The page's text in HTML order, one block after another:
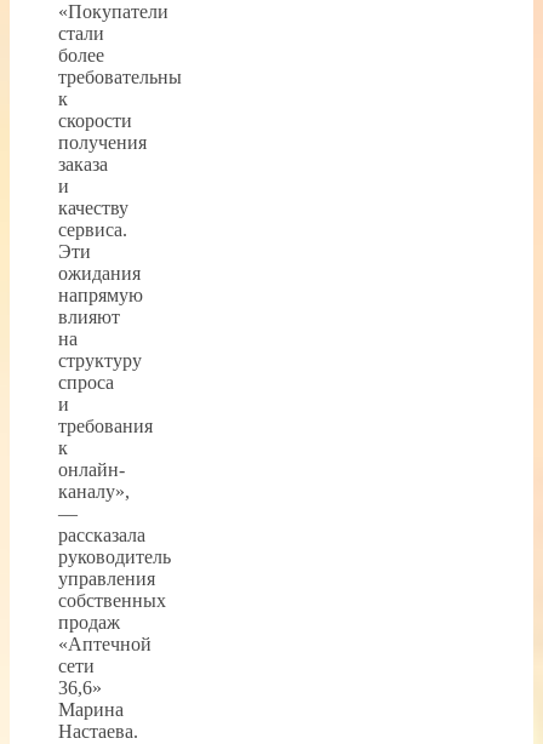
«Покупатели
стали
более
требовательны
к
скорости
получения
заказа
и
качеству
сервиса.
Эти
ожидания
напрямую
влияют
на
структуру
спроса
и
требования
к
онлайн-
каналу»,
—
рассказала
руководитель
управления
собственных
продаж
«Аптечной
сети
36,6»
Марина
Настаева.